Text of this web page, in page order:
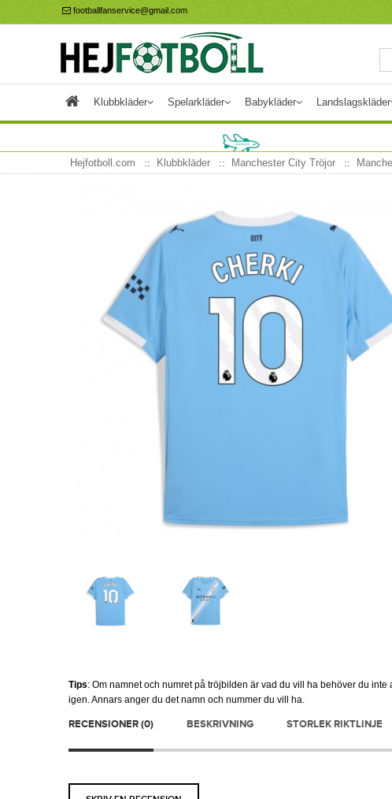
footballfanservice@gmail.com
Klubbkläder Spelarkläder Babykläder Landslagskläder
Hejfotboll.com Klubbkläder Manchester City Tröjor
Tips: Om namnet och numret på tröjbilden är vad du vill ha behöver du inte
igen. Annars anger du det namn och nummer du vill ha.
RECENSIONER (0) BESKRIVNING STORLEK RIKTLINJE